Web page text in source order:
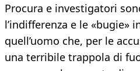
Procura e investigatori
l’indifferenza e le «bugie»
quell’uomo che, per le
una terribile trappola di